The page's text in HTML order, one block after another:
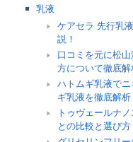
乳液
ケアセラ 先行乳
説！
口コミを元に松
方について徹底解
ハトムギ乳液で
ギ乳液を徹底解析
トゥヴェールナ
との比較と選び方